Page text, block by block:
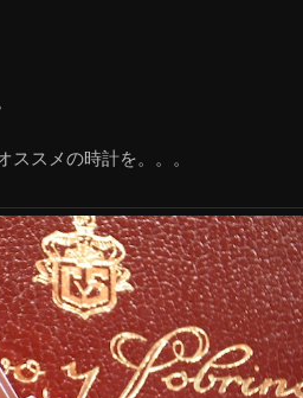
スメの時計を。。。